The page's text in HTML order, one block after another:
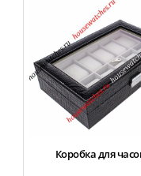
Коробка для